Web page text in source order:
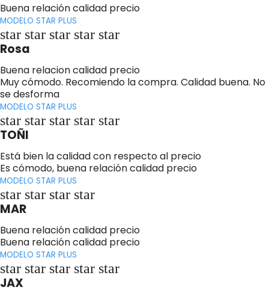
Buena relación calidad precio
MODELO STAR PLUS
star star star star star
Rosa
Buena relacion calidad precio
Muy cómodo. Recomiendo la compra. Calidad buena. No
se desforma
MODELO STAR PLUS
star star star star star
TOÑI
Está bien la calidad con respecto al precio
Es cómodo, buena relación calidad precio
MODELO STAR PLUS
star star star star
MAR
Buena relación calidad precio
Buena relación calidad precio
MODELO STAR PLUS
star star star star star
JAX